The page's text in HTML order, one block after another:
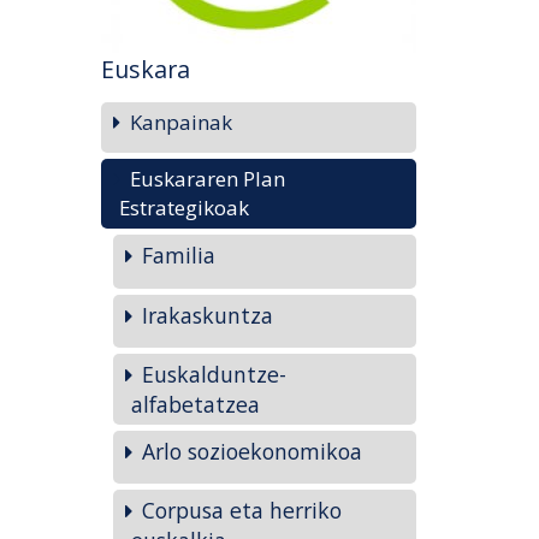
Euskara
Kanpainak
Euskararen Plan
Estrategikoak
Familia
Irakaskuntza
Euskalduntze-
alfabetatzea
Arlo sozioekonomikoa
Corpusa eta herriko